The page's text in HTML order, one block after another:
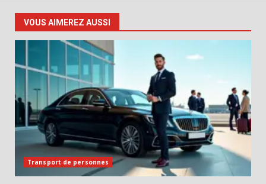
VOUS AIMEREZ AUSSI
Transport de personnes